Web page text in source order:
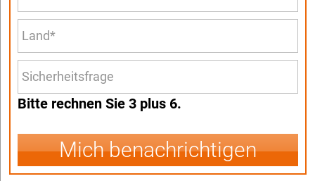
Bitte rechnen Sie 3 plus 6.
Mich benachrichtigen